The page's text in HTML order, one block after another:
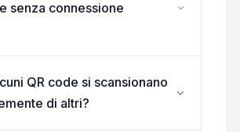
senza connessione
QR code si scansionano
di altri?